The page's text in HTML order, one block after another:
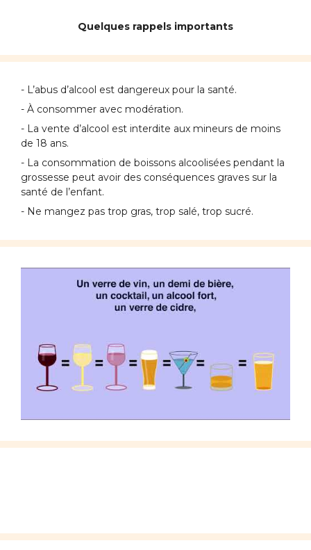
Quelques rappels importants
- L’abus d’alcool est dangereux pour la santé.
- À consommer avec modération.
- La vente d’alcool est interdite aux mineurs de moins
de 18 ans.
- La consommation de boissons alcoolisées pendant la
grossesse peut avoir des conséquences graves sur la
santé de l’enfant.
- Ne mangez pas trop gras, trop salé, trop sucré.